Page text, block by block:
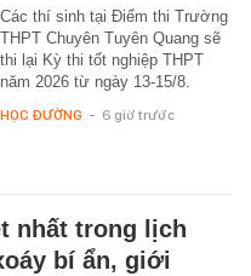
Các thí sinh tại Điểm thi Trường
THPT Chuyên Tuyên Quang sẽ
thi lại Kỳ thi tốt nghiệp THPT
năm 2026 từ ngày 13-15/8.
HỌC ĐƯỜNG - 6 giờ trước
nhất trong lịch
bí ẩn, giới